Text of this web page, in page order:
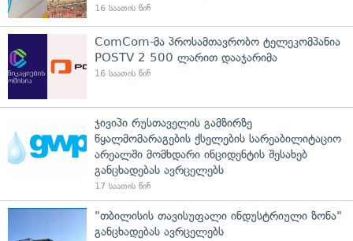
16 საათის წინ
ComCom-მა პროსამთავრობო ტელეკომპანია
POSTV 2 500 ლარით დააჯარიმა
16 საათის წინ
ჯივიპი რუსთაველის გამზირზე
წყალმომარაგების ქსელების სარეაბილიტაციო
არეალში მომხდარი ინციდენტის შესახებ
განცხადებას ავრცელებს
17 საათის წინ
"თბილისის თავისუფალი ინდუსტრიული ზონა"
განცხადებას ავრცელებს